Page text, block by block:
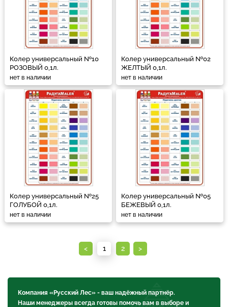
Колер универсальный №10
РОЗОВЫЙ 0,1л.
нет в наличии
Колер универсальный №02
ЖЕЛТЫЙ 0,1л.
нет в наличии
Колер универсальный №25
ГОЛУБОЙ 0,1л.
нет в наличии
Колер универсальный №05
БЕЖЕВЫЙ 0,1л.
нет в наличии
< 1 2 >
Компания «Русский Лес» - ваш надёжный партнёр.
Наши менеджеры всегда готовы помочь вам в выборе и